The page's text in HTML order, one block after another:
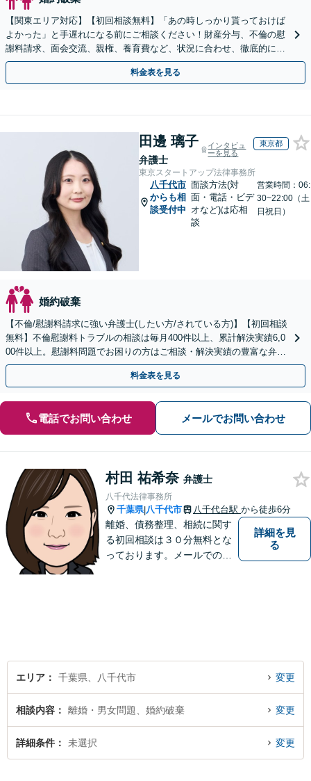
【関東エリア対応】【初回相談無料】「あの時しっかり貰っておけば
よかった」と手遅れになる前にご相談ください！財産分与、不倫の慰
謝料請求、面会交流、親権、養育費など、状況に合わせ、徹底的にサ
ポートいたします【弁護士歴17年以上】
料金表を見る
田邊 璃子
弁護士
インタビュ
ーを見る
東京都
東京スタートアップ法律事務所
八千代市
からも相
談受付中
面談方法(対
面・電話・ビデ
オなど)は応相
談
営業時間：06:
30~22:00（土
日祝日）
婚約破棄
【不倫/慰謝料請求に強い弁護士(したい方/されている方)】【初回相談
無料】不倫慰謝料トラブルの相談は毎月400件以上、累計解決実績6,0
00件以上。慰謝料問題でお困りの方はご相談・解決実績の豊富な弁護
士による無料相談をご利用ください。
料金表を見る
電話でお問い合わせ メールでお問い合わせ
村田 祐希奈 弁護士
八千代法律事務所
千葉県|八千代市 八千代台駅 から徒歩6分
離婚、債務整理、相続に関す
る初回相談は３０分無料とな
っております。メールでのご
詳細を見
る
エリア 千葉県、八千代市 変更
相談内容 離婚・男女問題、婚約破棄 変更
詳細条件 未選択 変更